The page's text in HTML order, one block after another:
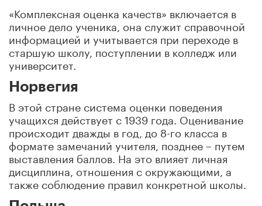
«Комплексная оценка качеств» включается в
личное дело ученика, она служит справочной
информацией и учитывается при переходе в
старшую школу, поступлении в колледж или
университет.
Норвегия
В этой стране система оценки поведения
учащихся действует с 1939 года. Оценивание
происходит дважды в год, до 8-го класса в
формате замечаний учителя, позднее – путем
выставления баллов. На это влияет личная
дисциплина, отношения с окружающими, а
также соблюдение правил конкретной школы.